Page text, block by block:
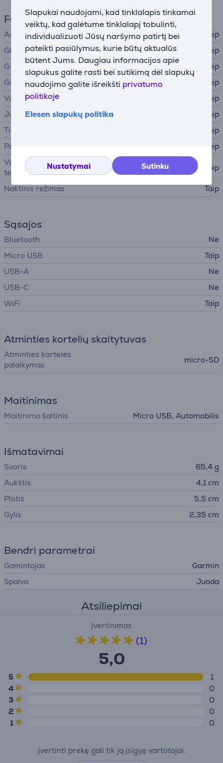
Slapukai naudojami, kad tinklalapis tinkamai
veiktų, kad galėtume tinklalapį tobulinti,
individualizuoti Jūsų naršymo patirtį bei
pateikti pasiūlymus, kurie būtų aktualūs
būtent Jums. Daugiau informacijos apie
slapukus galite rasti bei sutikimą dėl slapukų
naudojimo galite išreikšti privatumo
politikoje
Elesen slapukų politika
Nustatymai Sutinku
Funkcijos
Automatinis įjungimas
Taip
GPS
Taip
G-sensorius
Taip
Graso įrašymas
Taip
Valdoma balsu
Taip
Judesio daviklis
Taip
Tiesioginis stebėjimas
Taip
Parkavimo režimas
Taip
Valdymas išmaniuoju
telefonu
Taip
Naktinis režimas Taip
Sąsajos
Bluetooth
Ne
Micro USB
Taip
USB-A
Ne
USB-C
Ne
WiFi
Taip
Atminties kortelių skaitytuvas
Atminties kortelės
palaikymas
micro-SD
Maitinimas
Maitinimo šaltinis Micro USB, Automobilis
Išmatavimai
Svoris
65,4 g
Aukštis
4,1 cm
Plotis
5,5 cm
Gylis
2,35 cm
Bendri parametrai
Gamintojas
Garmin
Spalva
Juoda
Atsiliepimai
Įvertinimas
(1)
5,0
5
1
4
0
3
0
2
0
1
0
Įvertinti prekę gali tik ją įsigiję vartotojai.